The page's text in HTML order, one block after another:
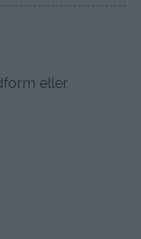
eller